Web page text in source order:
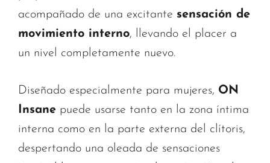
acompañado de una excitante sensación de
movimiento interno, llevando el placer a
un nivel completamente nuevo.
Diseñado especialmente para mujeres, ON
Insane puede usarse tanto en la zona íntima
interna como en la parte externa del clítoris,
despertando una oleada de sensaciones